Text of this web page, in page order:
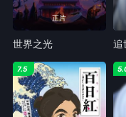
正片
世界之光 追
7.5